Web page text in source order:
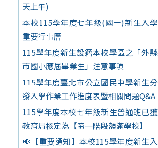
天上午)
本校115學年度七年級(國一)新生入學
重要行事曆
115學年度新生設籍本校學區之「外縣
市國小應屆畢業生」注意事項
115學年度臺北市公立國民中學新生分
發入學作業工作進度表暨相關問題Q&A
115學年度本校七年級新生普通班已獲
教育局核定為【第一階段額滿學校】
📢【重要通知】本校115學年度新生入